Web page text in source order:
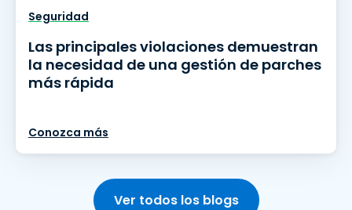
Seguridad
Las principales violaciones demuestran
la necesidad de una gestión de parches
más rápida
Conozca más
Ver todos los blogs